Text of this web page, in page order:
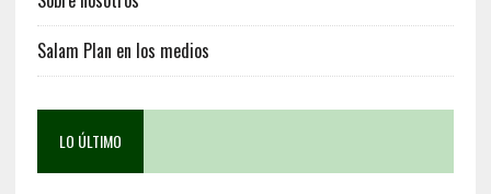
Salam Plan en los medios
LO ÚLTIMO